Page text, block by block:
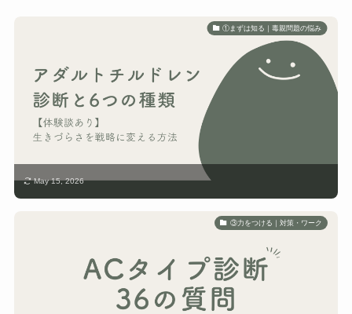
①まずは知る｜毒親問題の悩み
May 15, 2026
③力をつける｜対策・ワーク